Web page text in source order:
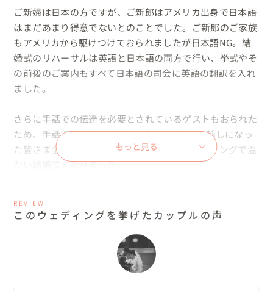
ご新婦は日本の方ですが、ご新郎はアメリカ出身で日本語
はまだあまり得意でないとのことでした。ご新郎のご家族
もアメリカから駆けつけておられましたが日本語NG。結
婚式のリハーサルは英語と日本語の両方で行い、挙式やそ
の前後のご案内もすべて日本語の司会に英語の翻訳を入れ
ました。
さらに手話での伝達を必要とされているゲストもおられた
ため、手話での通訳も実施。3種類の言語でお越しになっ
た皆さま全員をお迎えし、とてもハートウォーミングで温
かい結婚式となりました。
ディングをご紹介します！
◎ご新婦による「フラダンス」の美しさ
挙式の冒頭ではお子様ゲストにフラワーガールとリングキ
ッズを務めていただきました。そして挙式の中盤ではご新
もっと見る
REVIEW
このウェディングを挙げたカップルの声